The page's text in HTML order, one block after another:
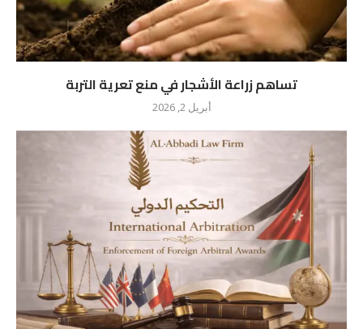
تساهم زراعة الأشجار في منع تعرية التربة
أبريل 2, 2026